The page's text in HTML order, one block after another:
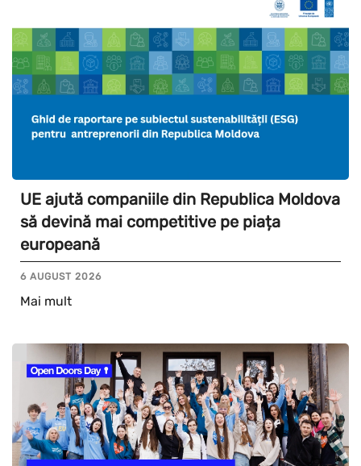
UE ajută companiile din Republica Moldova
să devină mai competitive pe piața
europeană
6 AUGUST 2026
Mai mult